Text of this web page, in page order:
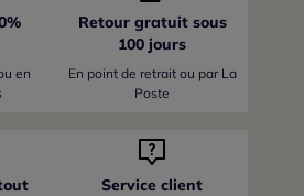
en
Retour gratuit sous
100 jours
En point de retrait ou par La
Poste
Service client